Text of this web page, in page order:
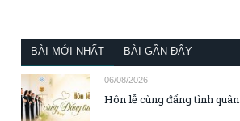
BÀI MỚI NHẤT BÀI GẦN ĐÂY
06/08/2026
Hôn lễ cùng đấng tình quân